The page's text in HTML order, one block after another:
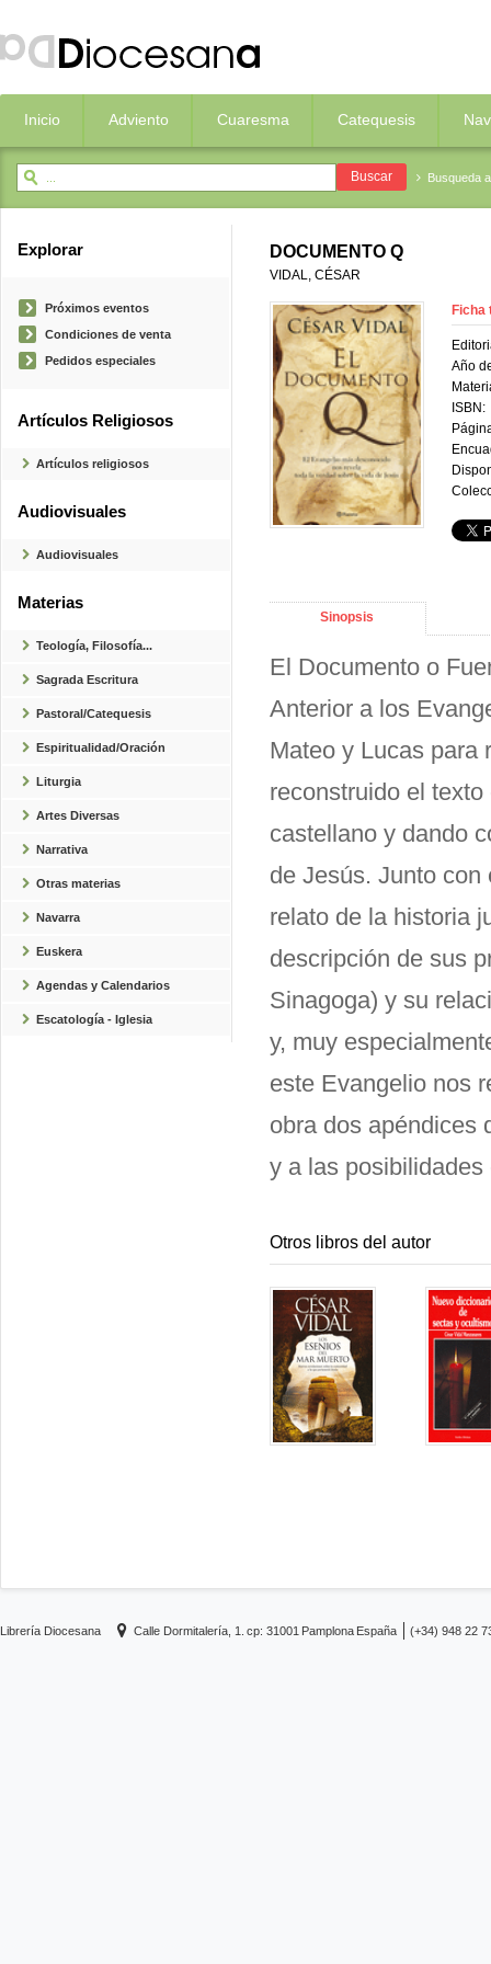
Inicio Adviento Cuaresma Catequesis
Busqueda
Explorar
Próximos eventos
Condiciones de venta
Pedidos especiales
Artículos Religiosos
Artículos religiosos
Audiovisuales
Audiovisuales
Materias
Teología, Filosofía...
Sagrada Escritura
Pastoral/Catequesis
Espiritualidad/Oración
Liturgia
Artes Diversas
Narrativa
Otras materias
Navarra
Euskera
Agendas y Calendarios
Escatología - Iglesia
DOCUMENTO Q
VIDAL, CÉSAR
Ficha
Año
ISBN:
Sinopsis
El Documento o
Anterior a los
Mateo y Lucas para
reconstruido el
castellano y dando
de Jesús. Junto
relato de la historia
descripción de sus
Sinagoga) y su
y, muy
este Evangelio nos
obra dos apéndices
y a las
Otros libros del autor
Librería Diocesana Calle Dormitalería, 1. cp: 31001 Pamplona España (+34) 948 22